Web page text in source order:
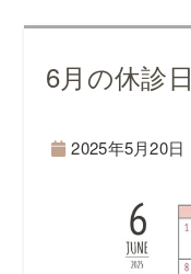
6月の休診日
2025年5月20日